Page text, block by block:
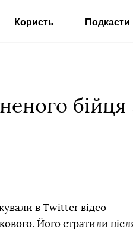
Користь Подкасти
бійця
в Twitter відео
Його стратили